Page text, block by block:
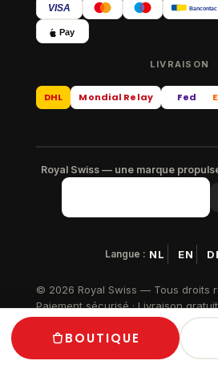
VISA Bancontact
Pay
LIVRAISON
DHL Mondial Relay Fed
Royal Swiss — une marque
Langue : NL EN
© 2026 Royal Swiss — Tous droits
Paiement sécurisé · Livraison
BOUTIQUE